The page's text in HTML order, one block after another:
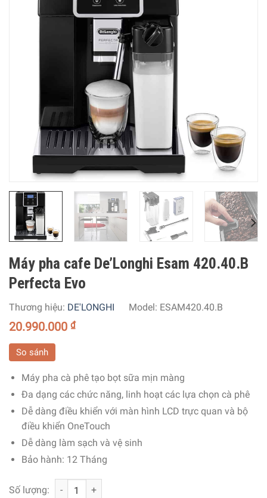
Máy pha cafe De’Longhi Esam 420.40.B
Perfecta Evo
Thương hiệu: DE'LONGHI Model: ESAM420.40.B
20.990.000 ₫
So sánh
Máy pha cà phê tạo bọt sữa mịn màng
Đa dạng các chức năng, linh hoạt các lựa chọn cà phê
Dễ dàng điều khiển với màn hình LCD trực quan và bộ
điều khiển OneTouch
Dễ dàng làm sạch và vệ sinh
Bảo hành: 12 Tháng
Số lượng: Máy pha cafe De’Longhi Esam 420.40.B Perfecta Evo số